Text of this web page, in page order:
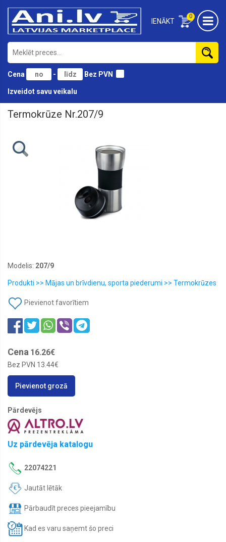
0
IENĀKT
Cena - Bez PVN
Izveidot savu veikalu
Produkti
Termokrūze Nr.207/9
Modelis: 207/9
Produkti >> Mājas un brīvdienu, sporta piederumi >> Termokrūzes
Pievienot favorītiem
Cena 16.26€
Bez PVN 13.44€
Pievienot grozā
Pārdevējs
Uz pārdevēja katalogu
22074221
Jautāt lētāk
Pārbaudīt preces pieejamību
Kad es varu saņemt šo preci